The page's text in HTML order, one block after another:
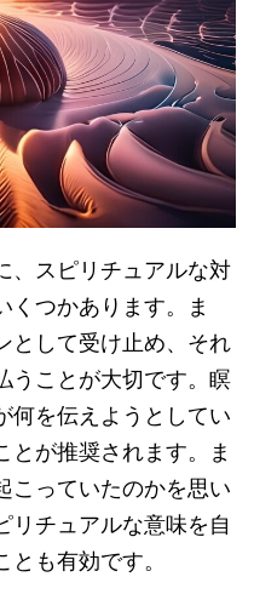
、スピリチュアルな対
くつかあります。ま
として受け止め、それ
うことが大切です。瞑
何を伝えようとしてい
とが推奨されます。ま
こっていたのかを思い
リチュアルな意味を自
も有効です。